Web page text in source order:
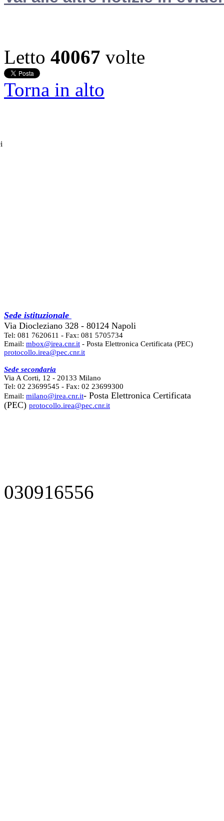
Letto 40067 volte
Torna in alto
Sede istituzionale
Via Diocleziano 328 - 80124 Napoli
Tel: 081 7620611 - Fax: 081 5705734
Email: mbox@irea.cnr.it - Posta Elettronica Certificata (PEC)
protocollo.irea@pec.cnr.it
Sede secondaria
Via A Corti, 12 - 20133 Milano
Tel: 02 23699545 - Fax: 02 23699300
Email: milano@irea.cnr.it- Posta Elettronica Certificata
(PEC) protocollo.irea@pec.cnr.it
030916556